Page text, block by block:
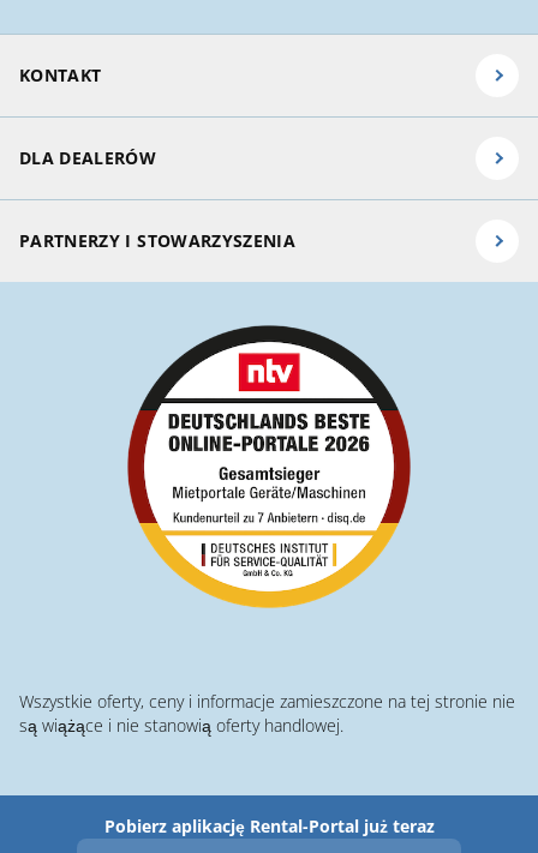
KONTAKT
DLA DEALERÓW
PARTNERZY I STOWARZYSZENIA
Wszystkie oferty, ceny i informacje zamieszczone na tej stronie nie
są wiążące i nie stanowią oferty handlowej.
Pobierz aplikację Rental-Portal już teraz